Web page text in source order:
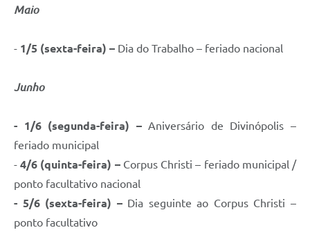
Maio
- 1/5 (sexta-feira) – Dia do Trabalho – feriado nacional
Junho
- 1/6 (segunda-feira) –Aniversário de Divinópolis –
feriado municipal
-4/6 (quinta-feira) –Corpus Christi – feriado municipal /
ponto facultativo nacional
- 5/6 (sexta-feira) –Dia seguinte ao Corpus Christi –
ponto facultativo